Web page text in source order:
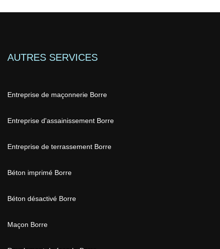
AUTRES SERVICES
Entreprise de maçonnerie Borre
Entreprise d'assainissement Borre
Entreprise de terrassement Borre
Béton imprimé Borre
Béton désactivé Borre
Maçon Borre